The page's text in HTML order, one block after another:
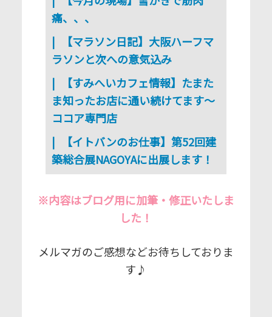
痛、、、
【マラソン日記】大阪ハーフマ
ラソンと次への意気込み
【すみへいカフェ情報】たまた
ま知ったお店に通い続けてます～
ココア専門店
【イトバンのお仕事】第52回建
築総合展NAGOYAに出展します！
※内容はブログ用に加筆・修正いたしま
した！
メルマガのご感想などお待ちしておりま
す♪